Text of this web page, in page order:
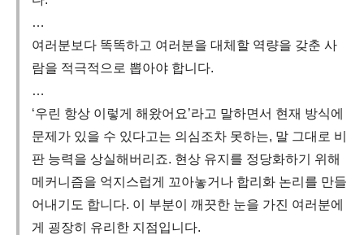
…
여러분보다 똑똑하고 여러분을 대체할 역량을 갖춘 사
람을 적극적으로 뽑아야 합니다.
…
‘우린 항상 이렇게 해왔어요’라고 말하면서 현재 방식에
문제가 있을 수 있다고는 의심조차 못하는, 말 그대로 비
판 능력을 상실해버리죠. 현상 유지를 정당화하기 위해
메커니즘을 억지스럽게 꼬아놓거나 합리화 논리를 만들
어내기도 합니다. 이 부분이 깨끗한 눈을 가진 여러분에
게 굉장히 유리한 지점입니다.